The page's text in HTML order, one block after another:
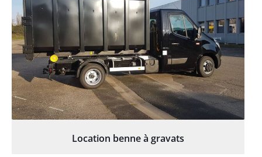
Location benne à gravats